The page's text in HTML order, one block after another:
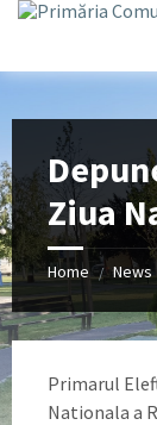
Ziua
Home / News
Primarul
Nationala a